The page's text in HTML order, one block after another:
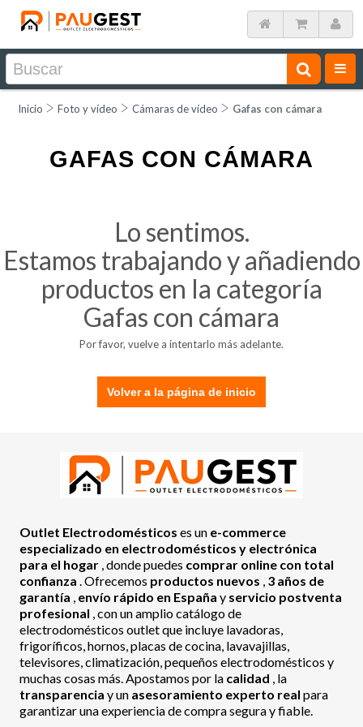
Inicio Foto y vídeo Cámaras de vídeo Gafas con cámara
GAFAS CON CÁMARA
Lo sentimos.
Estamos trabajando y añadiendo
productos en la categoría
Gafas con cámara
Por favor, vuelve a intentarlo más adelante.
Volver a la página de inicio
Outlet Electrodomésticos es un e-commerce
especializado en electrodomésticos y electrónica
para el hogar , donde puedes comprar online con total
confianza . Ofrecemos productos nuevos , 3 años de
garantía , envío rápido en España y servicio postventa
profesional , con un amplio catálogo de
electrodomésticos outlet que incluye lavadoras,
frigoríficos, hornos, placas de cocina, lavavajillas,
televisores, climatización, pequeños electrodomésticos y
muchas cosas más. Apostamos por la calidad , la
transparencia y un asesoramiento experto real para
garantizar una experiencia de compra segura y fiable.